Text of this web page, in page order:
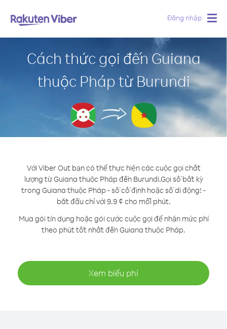
Đăng nhập
Cách thức gọi đến Guiana
thuộc Pháp từ Burundi
Với Viber Out bạn có thể thực hiện các cuộc gọi chất
lượng từ Guiana thuộc Pháp đến Burundi.Gọi số bất kỳ
trong Guiana thuộc Pháp - số cố định hoặc số di động! -
bắt đầu chỉ với 9.9 ¢ cho mỗi phút.
Mua gói tín dụng hoặc gói cước cuộc gọi để nhận mức phí
theo phút tốt nhất đến Guiana thuộc Pháp.
Xem biểu phí